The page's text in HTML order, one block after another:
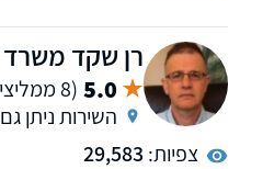
רן שקד משרד
5.0 (8 ממליצים)
השירות ניתן
צפיות: 29,583